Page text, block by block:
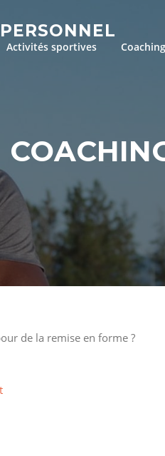
Activités sportives
de la remise en forme ?